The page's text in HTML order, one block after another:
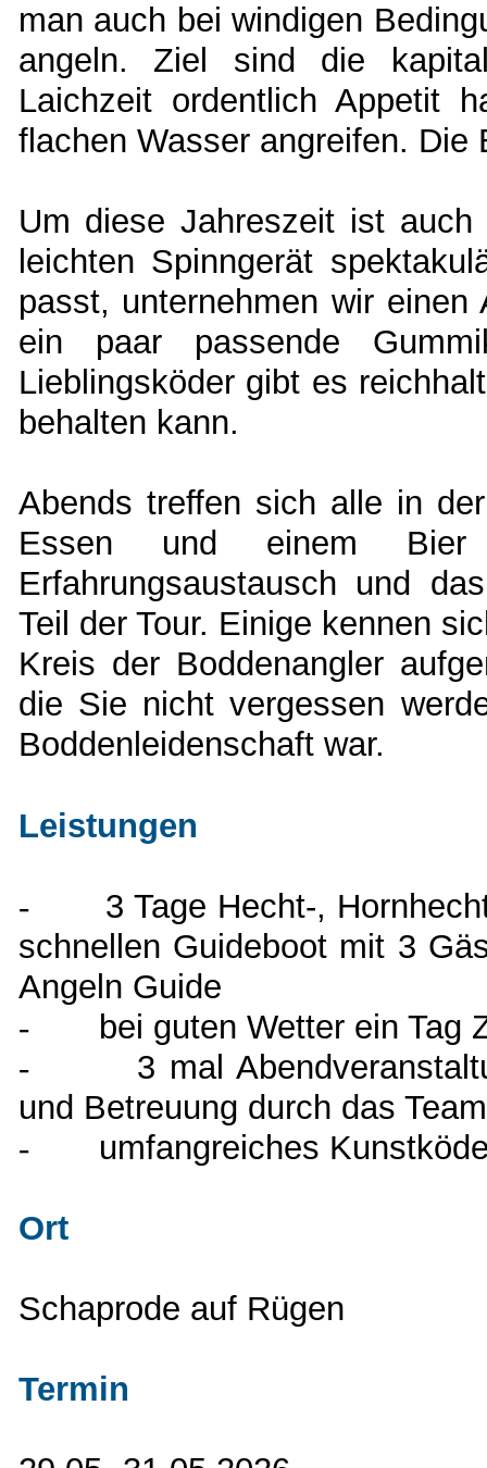
man auch bei windigen
angeln. Ziel sind die
Laichzeit ordentlich Appetit
flachen Wasser angreifen.
Um diese Jahreszeit ist
leichten Spinngerät
passt, unternehmen wir
ein paar passende
Lieblingsköder gibt es
behalten kann.
Abends treffen sich alle in
Essen und einem
Erfahrungsaustausch und
Teil der Tour. Einige kennen
Kreis der Boddenangler
die Sie nicht vergessen
Boddenleidenschaft war.
Leistungen
-
3 Tage Hecht-,
schnellen Guideboot mit 3
Angeln Guide
-
bei guten Wetter ein
-
3 mal
und Betreuung durch das
-
umfangreiches
Ort
Schaprode auf Rügen
Termin